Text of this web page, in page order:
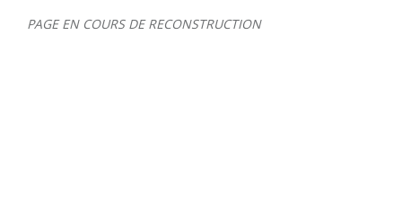
PAGE EN COURS DE RECONSTRUCTION